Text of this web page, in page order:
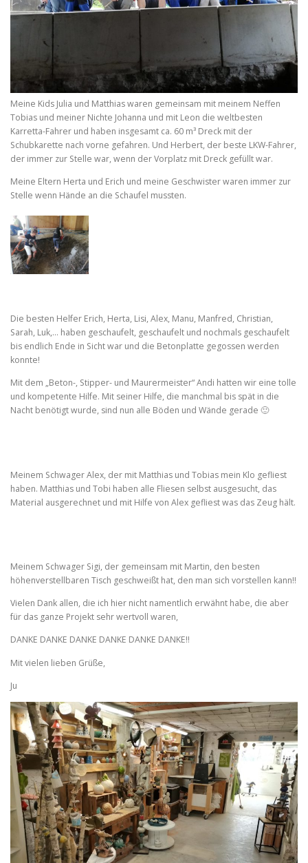
Meine Kids Julia und Matthias waren gemeinsam mit meinem Neffen
Tobias und meiner Nichte Johanna und mit Leon die weltbesten
Karretta-Fahrer und haben insgesamt ca. 60 m³ Dreck mit der
Schubkarette nach vorne gefahren. Und Herbert, der beste LKW-Fahrer,
der immer zur Stelle war, wenn der Vorplatz mit Dreck gefüllt war.
Meine Eltern Herta und Erich und meine Geschwister waren immer zur
Stelle wenn Hände an die Schaufel mussten.
Die besten Helfer Erich, Herta, Lisi, Alex, Manu, Manfred, Christian,
Sarah, Luk,… haben geschaufelt, geschaufelt und nochmals geschaufelt
bis endlich Ende in Sicht war und die Betonplatte gegossen werden
konnte!
Mit dem „Beton-, Stipper- und Maurermeister“ Andi hatten wir eine tolle
und kompetente Hilfe. Mit seiner Hilfe, die manchmal bis spät in die
Nacht benötigt wurde, sind nun alle Böden und Wände gerade 🙂
Meinem Schwager Alex, der mit Matthias und Tobias mein Klo gefliest
haben. Matthias und Tobi haben alle Fliesen selbst ausgesucht, das
Material ausgerechnet und mit Hilfe von Alex gefliest was das Zeug hält.
Meinem Schwager Sigi, der gemeinsam mit Martin, den besten
höhenverstellbaren Tisch geschweißt hat, den man sich vorstellen kann!!
Vielen Dank allen, die ich hier nicht namentlich erwähnt habe, die aber
für das ganze Projekt sehr wertvoll waren,
DANKE DANKE DANKE DANKE DANKE DANKE!!
Mit vielen lieben Grüße,
Ju